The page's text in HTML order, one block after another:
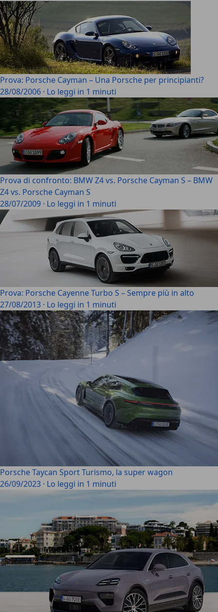
Prova: Porsche Cayman – Una Porsche per principianti?
28/08/2006 · Lo leggi in 1 minuti
Prova di confronto: BMW Z4 vs. Porsche Cayman S – BMW
Z4 vs. Porsche Cayman S
28/07/2009 · Lo leggi in 1 minuti
Prova: Porsche Cayenne Turbo S – Sempre più in alto
27/08/2013 · Lo leggi in 1 minuti
Porsche Taycan Sport Turismo, la super wagon
26/09/2023 · Lo leggi in 1 minuti